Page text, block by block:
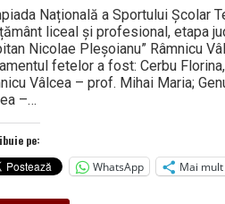
Națională a Sportului Școlar
liceal și profesional, etapa
Nicolae Pleșoianu” Râmnicu
fetelor a fost: Cerbu
Vâlcea – prof. Mihai Maria;
–…
pe:
WhatsApp
Mai mult